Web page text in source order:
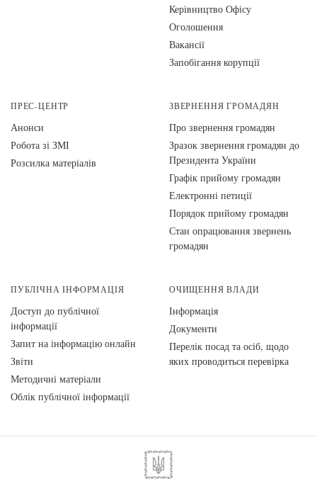
Керівництво Офісу
Оголошення
Вакансії
Запобігання корупції
ПРЕС-ЦЕНТР
Анонси
Робота зі ЗМІ
Розсилка матеріалів
ЗВЕРНЕННЯ ГРОМАДЯН
Про звернення громадян
Зразок звернення громадян до
Президента України
Графік прийому громадян
Електронні петиції
Порядок прийому громадян
Стан опрацювання звернень
громадян
ПУБЛІЧНА ІНФОРМАЦІЯ
Доступ до публічної
інформації
Запит на інформацію онлайн
Звіти
Методичні матеріали
Облік публічної інформації
ОЧИЩЕННЯ ВЛАДИ
Інформація
Документи
Перелік посад та осіб, щодо
яких проводиться перевірка